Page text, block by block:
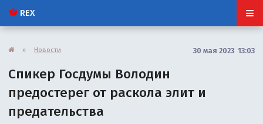
REX
» Новости 30 мая 2023 13:03
Спикер Госдумы Володин
предостерег от раскола элит и
предательства